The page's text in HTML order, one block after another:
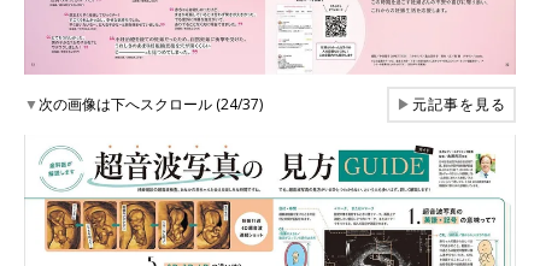
▼次の画像は下へスクロール (24/37) ▶元記事を見る